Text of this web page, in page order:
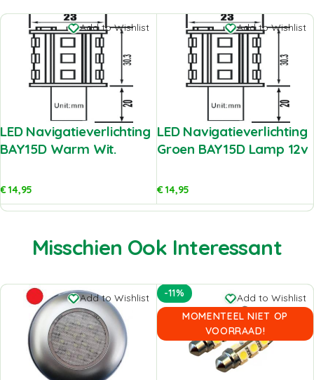
Add to Wishlist
LED Navigatieverlichting
BAY15D Warm Wit.
€14,95
Add to Wishlist
LED Navigatieverlichting
Groen BAY15D Lamp 12v
€14,95
Misschien Ook Interessant
Add to Wishlist
-11%
MOMENTEEL NIET OP
VOORRAAD!
Add to Wishlist